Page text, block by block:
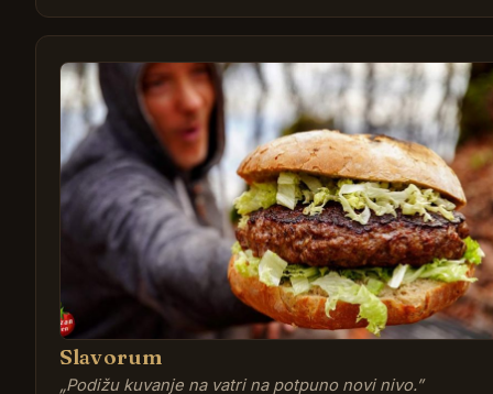
Slavorum
„Podižu kuvanje na vatri na potpuno novi nivo.”